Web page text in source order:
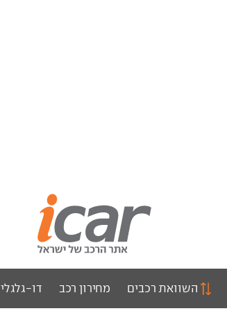
השוואת רכבים מחירון רכב דו-גלגלי